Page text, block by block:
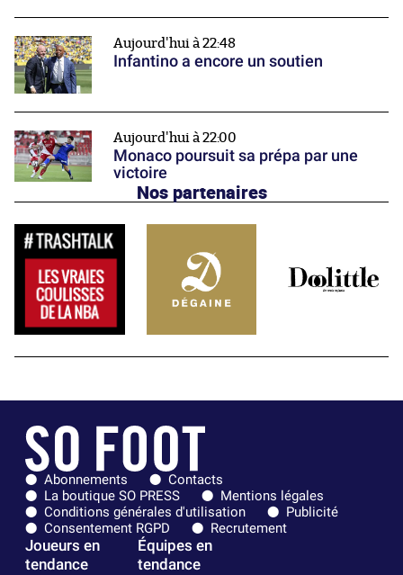
Aujourd'hui à 22:48
Infantino a encore un soutien
Aujourd'hui à 22:00
Monaco poursuit sa prépa par une
victoire
Nos partenaires
Abonnements
Contacts
La boutique SO PRESS
Mentions légales
Conditions générales d'utilisation
Publicité
Consentement RGPD
Recrutement
Joueurs en
tendance
Équipes en
tendance